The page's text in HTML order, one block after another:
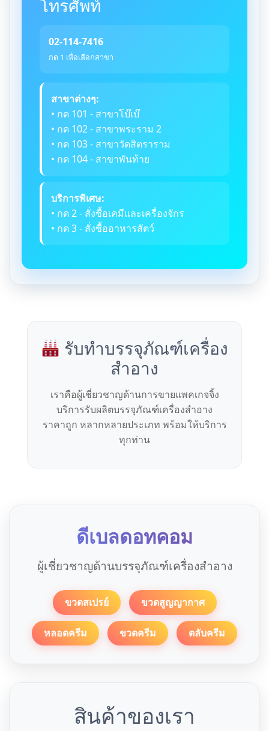
โทรศัพท์
02-114-7416
กด 1 เพื่อเลือกสาขา
สาขาต่างๆ:
• กด 101 - สาขาโบ๊เบ๊
• กด 102 - สาขาพระราม 2
• กด 103 - สาขาวัดสิตราราม
• กด 104 - สาขาพันท้าย
บริการพิเศษ:
• กด 2 - สั่งซื้อเคมีและเครื่องจักร
• กด 3 - สั่งซื้ออาหารสัตว์
รับทำบรรจุภัณฑ์เครื่อง
สำอาง
เราคือผู้เชี่ยวชาญด้านการขายแพคเกจจิ้ง
บริการรับผลิตบรรจุภัณฑ์เครื่องสำอาง
ราคาถูก หลากหลายประเภท พร้อมให้บริการ
ทุกท่าน
ดีเบลดอทคอม
ผู้เชี่ยวชาญด้านบรรจุภัณฑ์เครื่องสำอาง
ขวดสเปรย์ ขวดสูญญากาศ
หลอดครีม ขวดครีม ตลับครีม
สินค้าของเรา